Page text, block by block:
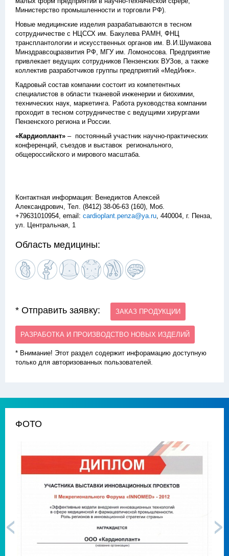
Министерство промышленности и торговли РФ).
Новые медицинские изделия разрабатываются в тесном
сотрудничестве с НЦССХ им. Бакулева РАМН, ФНЦ
трансплантологии и искусственных органов им. В.И.Шумакова
Минздравсоцразвития РФ, МГУ им. Ломоносова. Предприятие
привлекает ведущих сотрудников Пензенских ВУЗов, а также
коллектив разработчиков группы предприятий «МедИнж».
Кадровый состав компании состоит из компетентных
специалистов в области тканевой инженерии и биохимии,
технических наук, маркетинга. Работа руководства компании
проходит в тесном сотрудничестве с ведущими хирургами
Пензенского региона и России.
«Кардиоплант» – постоянный участник научно-практических
конференций, съездов и выставок регионального,
общероссийского и мирового масштаба.
Контактная информация: Венедиктов Алексей
Александрович, Тел. (8412) 38-06-63 (160), Моб.
+79631010954, email: cardioplant.penza@ya.ru, 440004, г. Пенза,
ул. Центральная, 1
Область медицины:
* Отправить заявку: ЗАКАЗ ПРОДУКЦИИ
РАЗРАБОТКА И ПРОИЗВОДСТВО НОВЫХ ИЗДЕЛИЙ
* Внимание! Этот раздел содержит инфорамацию доступную
только для авторизованных пользователей.
ФОТО